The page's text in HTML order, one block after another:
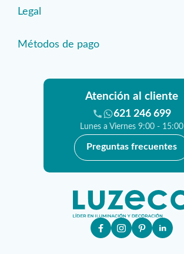
Legal
Métodos de pago
Atención al cliente
621 246 699
Lunes a Viernes 9:00 - 15:00
Preguntas frecuentes